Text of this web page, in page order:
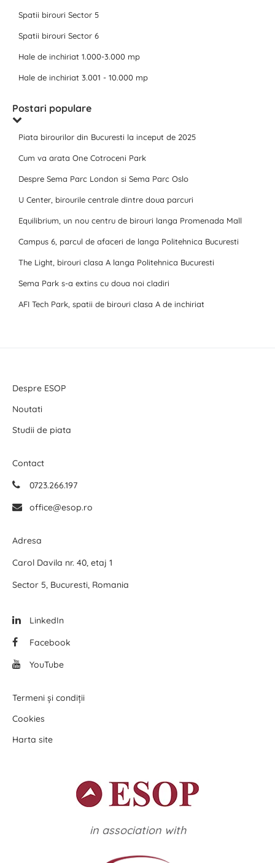
Spatii birouri Sector 5
Spatii birouri Sector 6
Hale de inchiriat 1.000-3.000 mp
Hale de inchiriat 3.001 - 10.000 mp
Postari populare
Piata birourilor din Bucuresti la inceput de 2025
Cum va arata One Cotroceni Park
Despre Sema Parc London si Sema Parc Oslo
U Center, birourile centrale dintre doua parcuri
Equilibrium, un nou centru de birouri langa Promenada Mall
Campus 6, parcul de afaceri de langa Politehnica Bucuresti
The Light, birouri clasa A langa Politehnica Bucuresti
Sema Park s-a extins cu doua noi cladiri
AFI Tech Park, spatii de birouri clasa A de inchiriat
Despre ESOP
Noutati
Studii de piata
Contact
0723.266.197
office@esop.ro
Adresa
Carol Davila nr. 40, etaj 1
Sector 5, Bucuresti, Romania
LinkedIn
Facebook
YouTube
Termeni și condiții
Cookies
Harta site
in association with